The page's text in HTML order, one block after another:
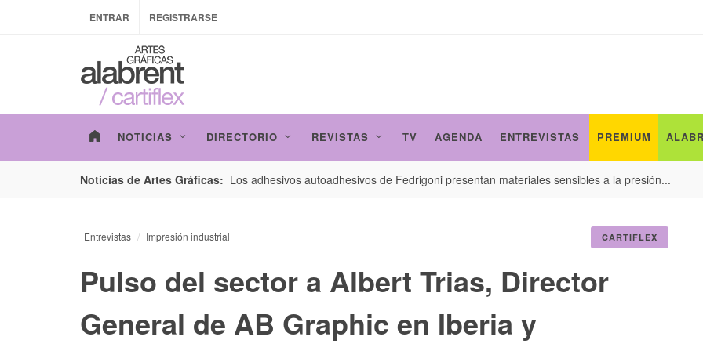
ENTRAR REGISTRARSE
NOTICIAS DIRECTORIO REVISTAS TV AGENDA ENTREVISTAS PREMIUM
Noticias de Artes Gráficas:
de envases con un nuevo estudio de Los adhesivos autoadhesivos de Fedrigoni presentan materiales sensibles a la presión...
CARTIFLEX
Entrevistas Impresión industrial
Pulso del sector a Albert Trias, Director
General de AB Graphic en Iberia y